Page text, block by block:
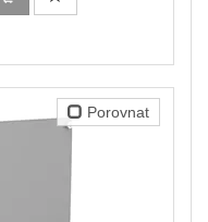
Porovnat